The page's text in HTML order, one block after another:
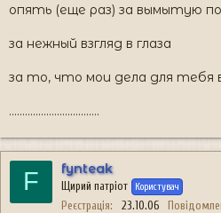
опять (еще раз) за вымытую
за нежный взгляд в глаза
за то, что мои дела для тебя
..................................
F fynteak
Щирий патріот Користувач
Реєстрація 23.10.06